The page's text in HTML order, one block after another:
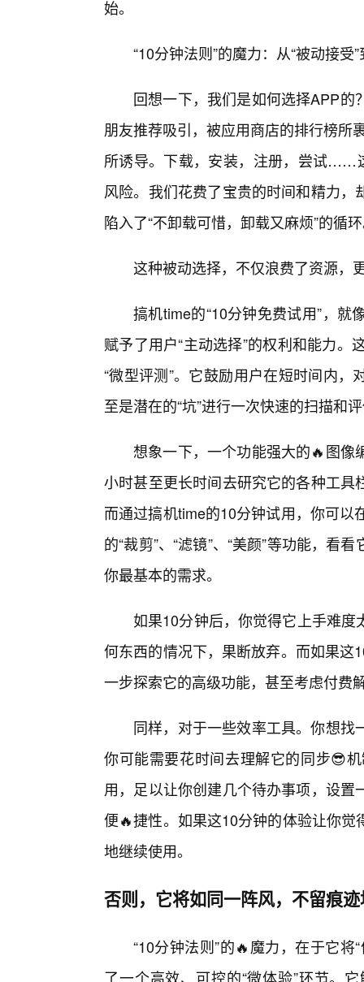
始。
“10分钟法则”的魔力：从“被动接受
回想一下，我们是如何选择APP
朋友推荐吸引，被应用商店的排行榜所
所诱导。下载，安装，注册，尝试……
风险。我们花费了宝贵的时间和精力
陷入了“不卸载可惜，卸载又麻烦”的循
这种被动选择，不仅浪费了资源，
搞机time的“10分钟免费试用”，
赋予了用户“主动选择”的权利和能力。
“微型评测”。它鼓励用户在短时间内
至是潜在的“坑”进行一次快速的扫描和
想象一下，一个功能强大的🔥图像
小时甚至更长时间去研究它的各种工
而通过搞机time的10分钟试用，你可
的“裁剪”、“滤镜”、“美颜”等功能，看
你最基本的需求。
如果10分钟后，你觉得它上手难
何东西的情况下，果断放弃。而如果
一步探索它的高级功能，甚至考虑付费
同样，对于一些效率工具。你想
你可能需要花时间去理解它的同步😎
用，足以让你创建几个待办事项，设
便🔥捷性。如果这10分钟的体验让你
地继续使用。
否则，它将如同一阵风，不留痕
“10分钟法则”的🔥魔力，在于它
了一个高效、可控的“微体验”环节。